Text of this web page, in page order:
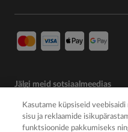
Jälgi meid sotsiaalmeedias
Kasutame küpsiseid
sisu ja reklaamide
funktsioonide pakkumiseks